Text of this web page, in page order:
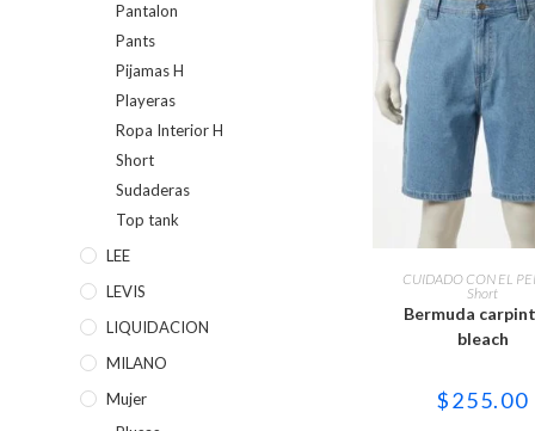
SELECCIONAR
Este
tiene
Las
pueden
elegir
CUIDADO CON EL
Short
Bermuda
bleach
$255.00
Pantalon
Pants
Pijamas H
Playeras
Ropa Interior H
Short
Sudaderas
Top tank
LEE
LEVIS
LIQUIDACION
MILANO
Mujer